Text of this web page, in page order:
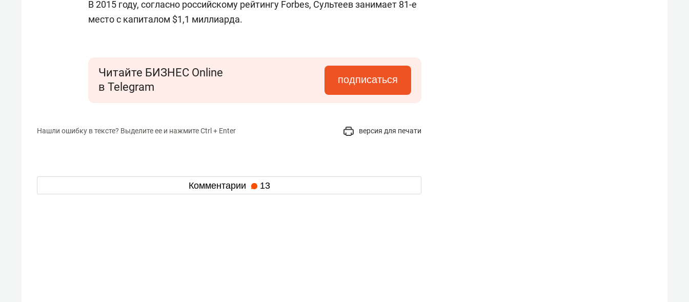
В 2015 году, согласно российскому рейтингу Forbes, Сультеев занимает 81-е
место с капиталом $1,1 миллиарда.
Читайте БИЗНЕС Online
в Telegram
подписаться
Нашли ошибку в тексте? Выделите ее и нажмите Ctrl + Enter версия для печати
Комментарии 13